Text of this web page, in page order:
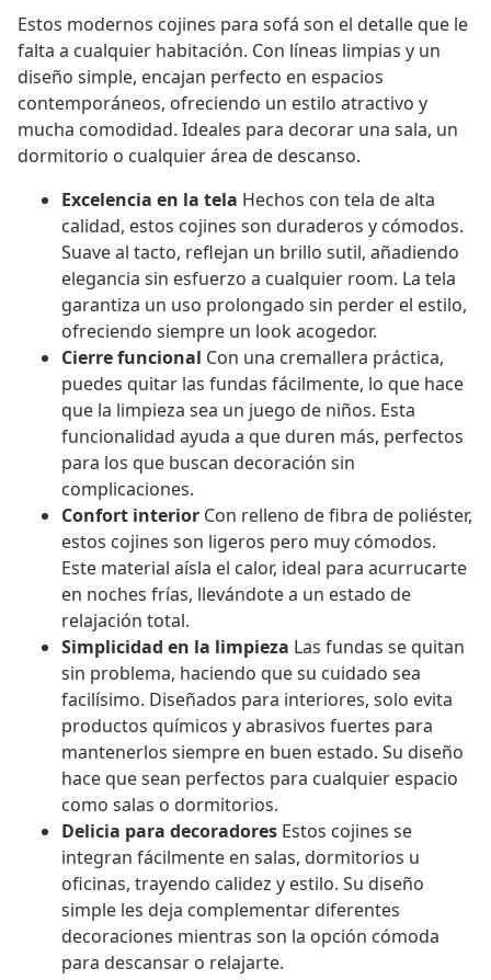
Estos modernos cojines para sofá son el detalle que le
falta a cualquier habitación. Con líneas limpias y un
diseño simple, encajan perfecto en espacios
contemporáneos, ofreciendo un estilo atractivo y
mucha comodidad. Ideales para decorar una sala, un
dormitorio o cualquier área de descanso.
Excelencia en la tela Hechos con tela de alta
calidad, estos cojines son duraderos y cómodos.
Suave al tacto, reflejan un brillo sutil, añadiendo
elegancia sin esfuerzo a cualquier room. La tela
garantiza un uso prolongado sin perder el estilo,
ofreciendo siempre un look acogedor.
Cierre funcional Con una cremallera práctica,
puedes quitar las fundas fácilmente, lo que hace
que la limpieza sea un juego de niños. Esta
funcionalidad ayuda a que duren más, perfectos
para los que buscan decoración sin
complicaciones.
Confort interior Con relleno de fibra de poliéster,
estos cojines son ligeros pero muy cómodos.
Este material aísla el calor, ideal para acurrucarte
en noches frías, llevándote a un estado de
relajación total.
Simplicidad en la limpieza Las fundas se quitan
sin problema, haciendo que su cuidado sea
facilísimo. Diseñados para interiores, solo evita
productos químicos y abrasivos fuertes para
mantenerlos siempre en buen estado. Su diseño
hace que sean perfectos para cualquier espacio
como salas o dormitorios.
Delicia para decoradores Estos cojines se
integran fácilmente en salas, dormitorios u
oficinas, trayendo calidez y estilo. Su diseño
simple les deja complementar diferentes
decoraciones mientras son la opción cómoda
para descansar o relajarte.